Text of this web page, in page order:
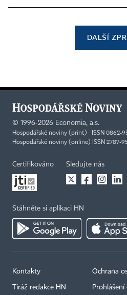
DALŠÍ
© 1996-2026 Economia, a.s.
Hospodářské noviny (print) ISSN 0862-
Hospodářské noviny (online) ISSN 2787-
Certifikováno Sledujte nás
Stáhněte si aplikaci HN
Kontakty
Tiráž redakce HN
Ochrana
Prohlášení